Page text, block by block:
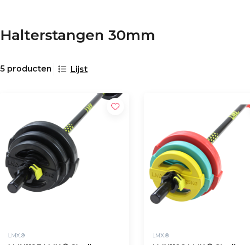
Halterstangen 30mm
5 producten Lijst
LMX.® LMX.®